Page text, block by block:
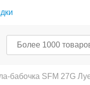
бабочка SFM 27G